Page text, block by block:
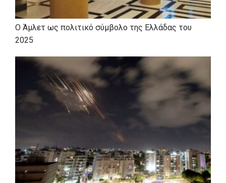
Ο Άμλετ ως πολιτικό σύμβολο της Ελλάδας του
2025